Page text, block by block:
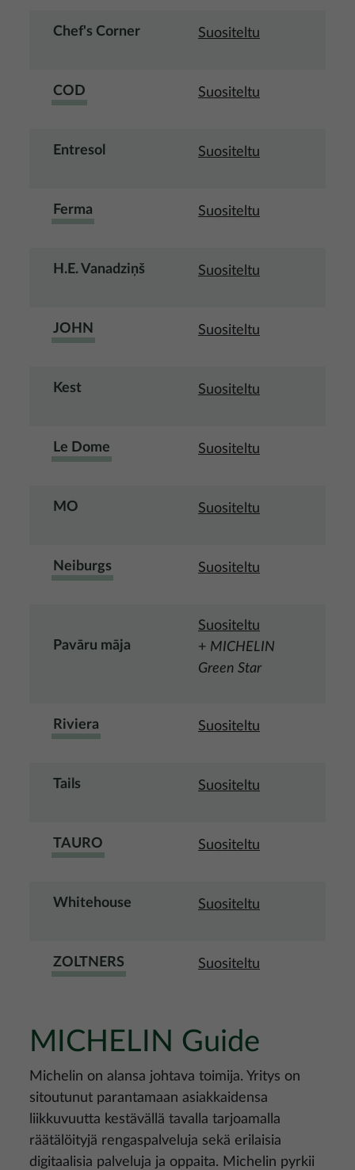
Chef's Corner Suositeltu
COD Suositeltu
Entresol Suositeltu
Ferma Suositeltu
H.E. Vanadziņš Suositeltu
JOHN Suositeltu
Kest Suositeltu
Le Dome Suositeltu
MO Suositeltu
Neiburgs Suositeltu
Pavāru māja
Suositeltu
+ MICHELIN
Green Star
Riviera Suositeltu
Tails Suositeltu
TAURO Suositeltu
Whitehouse Suositeltu
ZOLTNERS Suositeltu
MICHELIN Guide
Michelin on alansa johtava toimija. Yritys on
sitoutunut parantamaan asiakkaidensa
liikkuvuutta kestävällä tavalla tarjoamalla
räätälöityjä rengaspalveluja sekä erilaisia
digitaalisia palveluja ja oppaita. Michelin pyrkii